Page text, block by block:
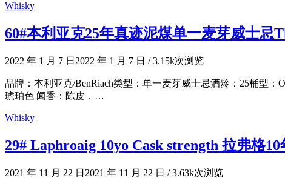
Whisky
60#本利亚克25年真迹泥煤单一麦芽威士忌
2022 年 1 月 7 日 2022 年 1 月 7 日 /3.15k次浏览
品牌：本利亚克/BenRiach类型：单一麦芽威士忌酒龄：25桶型：
琥珀色 闻香：陈皮，…
Whisky
29# Laphroaig 10yo Cask strength 拉弗格
2021 年 11 月 22 日 2021 年 11 月 22 日 /3.63k次浏览